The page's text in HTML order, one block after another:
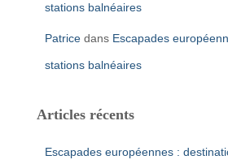
stations balnéaires
Patrice dans Escapades
stations balnéaires
Articles récents
Escapades européennes :